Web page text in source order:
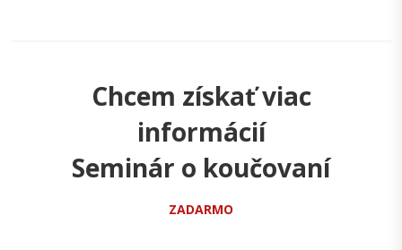
Chcem získať viac
informácií
Seminár o koučovaní
ZADARMO